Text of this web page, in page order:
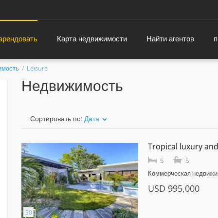
Карта недвижимости Найти агентов
Leisure
Недвижимость
Сортировать по: Дата
Tropical luxury
5
5
Коммерческая
USD 995,000